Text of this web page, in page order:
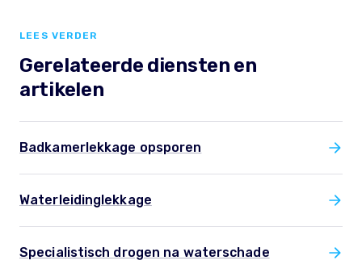
LEES VERDER
Gerelateerde diensten en
artikelen
Badkamerlekkage opsporen
Waterleidinglekkage
Specialistisch drogen na waterschade